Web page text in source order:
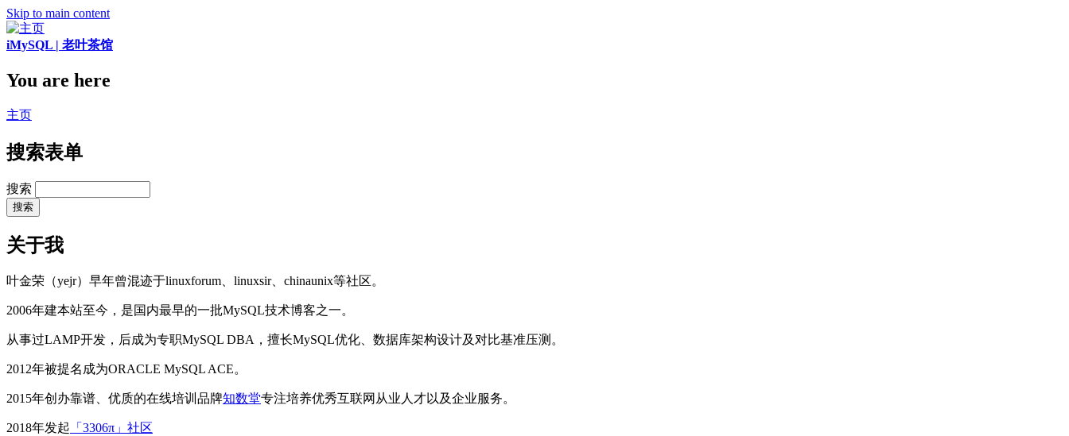
Skip to main content
iMySQL | 老叶茶馆
You are here
主页
搜索表单
搜索
关于我
叶金荣（yejr）早年曾混迹于linuxforum、linuxsir、chinaunix等社区。
2006年建本站至今，是国内最早的一批MySQL技术博客之一。
从事过LAMP开发，后成为专职MySQL DBA，擅长MySQL优化、数据库架构设计及对比基准压测。
2012年被提名成为ORACLE MySQL ACE。
2015年创办靠谱、优质的在线培训品牌知数堂专注培养优秀互联网从业人才以及企业服务。
2018年发起 「3306π」社区